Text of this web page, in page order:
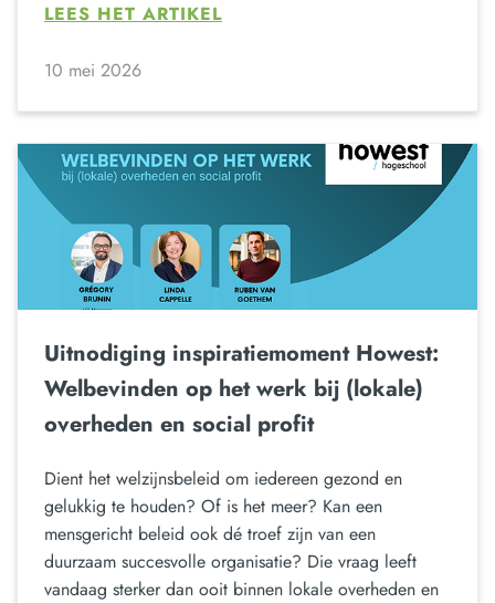
LEES HET ARTIKEL
10 mei 2026
Uitnodiging inspiratiemoment Howest:
Welbevinden op het werk bij (lokale)
overheden en social profit
Dient het welzijnsbeleid om iedereen gezond en
gelukkig te houden? Of is het meer? Kan een
mensgericht beleid ook dé troef zijn van een
duurzaam succesvolle organisatie? Die vraag leeft
vandaag sterker dan ooit binnen lokale overheden en